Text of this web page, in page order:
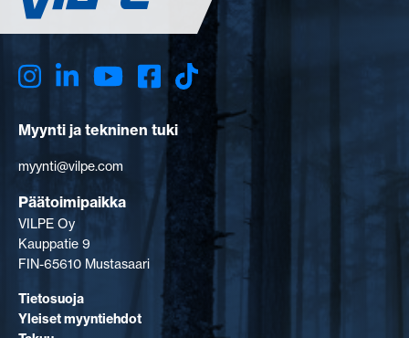
Myynti ja tekninen tuki
myynti@vilpe.com
Päätoimipaikka
VILPE Oy
Kauppatie 9
FIN-65610 Mustasaari
Tietosuoja
Yleiset myyntiehdot